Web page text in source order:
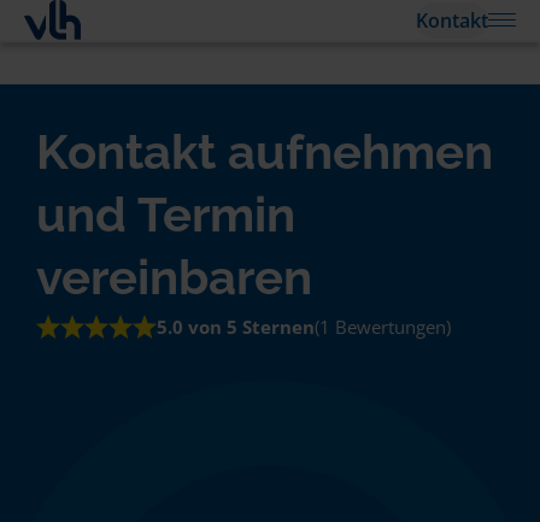
Kontakt
Kontakt aufnehmen
und Termin
vereinbaren
5.0 von 5 Sternen(1 Bewertungen)